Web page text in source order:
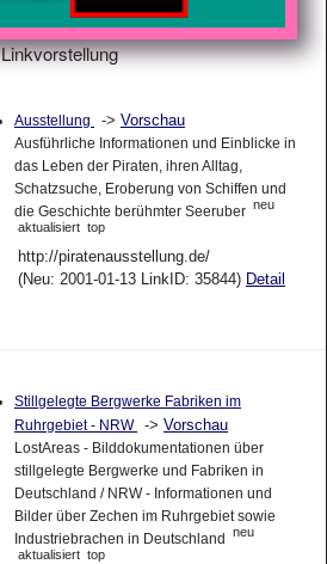
Linkvorstellung
Ausstellung -> Vorschau
Ausführliche Informationen und Einblicke in
das Leben der Piraten, ihren Alltag,
Schatzsuche, Eroberung von Schiffen und
die Geschichte berühmter Seeruber neu
aktualisiert top
http://piratenausstellung.de/
(Neu: 2001-01-13 LinkID: 35844) Detail
Stillgelegte Bergwerke Fabriken im
Ruhrgebiet - NRW -> Vorschau
LostAreas - Bilddokumentationen über
stillgelegte Bergwerke und Fabriken in
Deutschland / NRW - Informationen und
Bilder über Zechen im Ruhrgebiet sowie
Industriebrachen in Deutschland neu
aktualisiert top